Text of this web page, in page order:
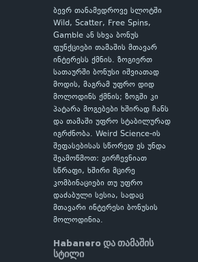
ბევრ თანამედროვე სლოტში
Wild, Scatter, Free Spins,
Gamble ან სხვა ბონუს
ფუნქციები თამაშის მთავარ
ინტერესს ქმნის. ზოგიერთ
სათაურში ბონუსი იშვიათად
მოდის, მაგრამ უფრო დიდ
მოლოდინს ქმნის; ზოგში კი
პატარა მოგებები ხშირად ჩანს
და თამაში უფრო სტაბილურად
იგრძნობა. Weird Science-ის
შეფასებისას სწორედ ეს უნდა
შეამოწმოთ: გირჩევნიათ
სწრაფი, ხშირი მცირე
კომბინაციები თუ უფრო
დაძაბული სესია, სადაც
მთავარი ინტერესი ბონუსის
მოლოდინია.
Habanero და თამაშის
სტილი